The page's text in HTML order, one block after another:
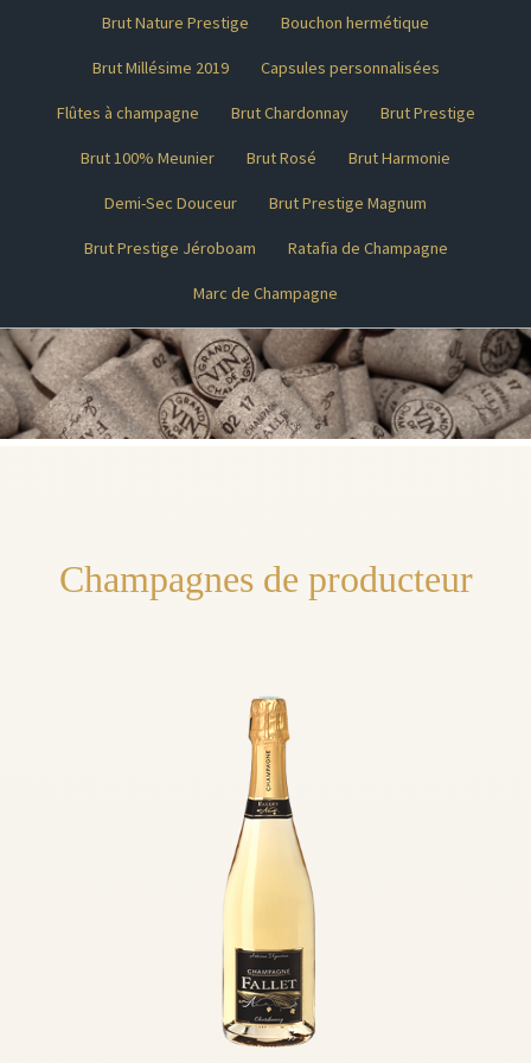
Brut Nature Prestige Bouchon hermétique
Brut Millésime 2019 Capsules personnalisées
Flûtes à champagne Brut Chardonnay Brut Prestige
Brut 100% Meunier Brut Rosé Brut Harmonie
Demi-Sec Douceur Brut Prestige Magnum
Brut Prestige Jéroboam Ratafia de Champagne
Marc de Champagne
Champagnes de producteur